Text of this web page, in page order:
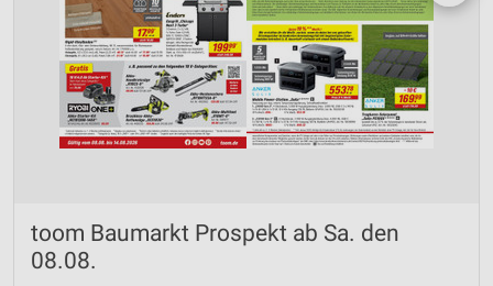
toom Baumarkt Prospekt ab Sa. den
08.08.